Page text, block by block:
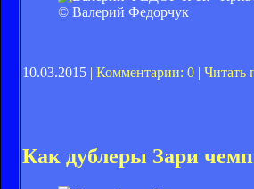
© Валерий Федорчук
10.03.2015 | Комментарии: 0 | Читать
Как дублеры Зари